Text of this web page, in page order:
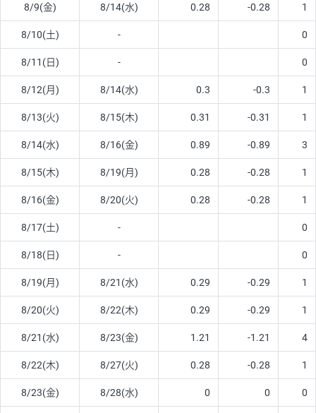
8/9(金) 8/14(水) 0.28 -0.28 1
8/10(土) - 0
8/11(日) - 0
8/12(月) 8/14(水) 0.3 -0.3 1
8/13(火) 8/15(木) 0.31 -0.31 1
8/14(水) 8/16(金) 0.89 -0.89 3
8/15(木) 8/19(月) 0.28 -0.28 1
8/16(金) 8/20(火) 0.28 -0.28 1
8/17(土) - 0
8/18(日) - 0
8/19(月) 8/21(水) 0.29 -0.29 1
8/20(火) 8/22(木) 0.29 -0.29 1
8/21(水) 8/23(金) 1.21 -1.21 4
8/22(木) 8/27(火) 0.28 -0.28 1
8/23(金) 8/28(水) 0 0 0